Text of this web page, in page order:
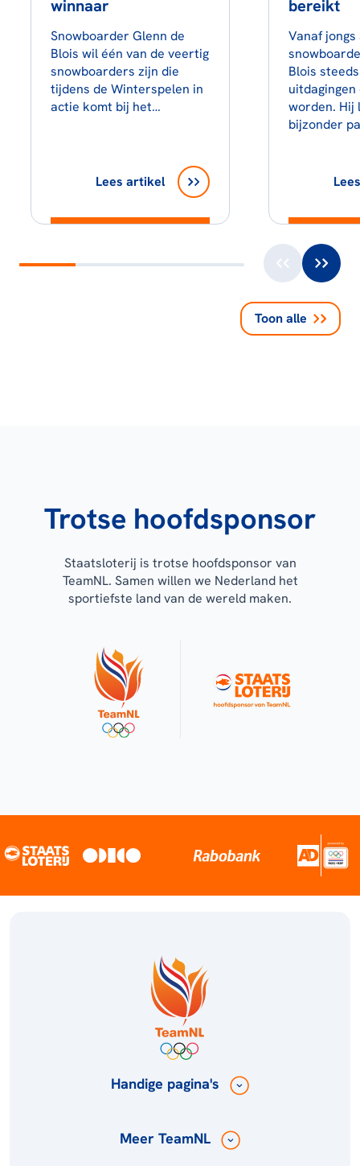
winnaar
Snowboarder Glenn de
Blois wil één van de veertig
snowboarders zijn die
tijdens de Winterspelen in
actie komt bij het…
Lees artikel
bereikt
Vanaf
Blois
worden. Hij
bijzonder
Toon alle
Trotse hoofdsponsor
Staatsloterij is trotse hoofdsponsor van
TeamNL. Samen willen we Nederland het
sportiefste land van de wereld maken.
Handige pagina's
Meer TeamNL